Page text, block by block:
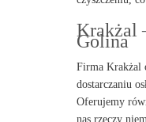
Krakżal
Golina
Firma Krakżal
dostarczaniu
Oferujemy
nas rzeczy